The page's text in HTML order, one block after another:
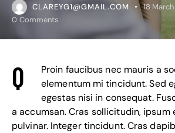
CLAREYG1@GMAIL.COM
18
0 Comments
Q
Proin faucibus nec mauris a
elementum mi tincidunt. Sed
egestas nisi in consequat.
a accumsan. Cras sollicitudin, ipsum
pulvinar. Integer tincidunt. Cras